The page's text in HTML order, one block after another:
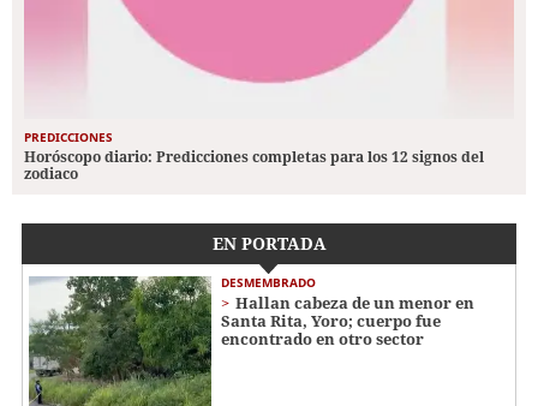
PREDICCIONES
Horóscopo diario: Predicciones completas para los 12 signos del
zodiaco
EN PORTADA
DESMEMBRADO
Hallan cabeza de un menor en
Santa Rita, Yoro; cuerpo fue
encontrado en otro sector